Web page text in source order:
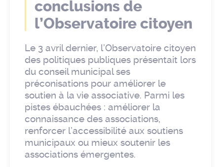
conclusions de
l’Observatoire citoyen
Le 3 avril dernier, l’Observatoire citoyen
des politiques publiques présentait lors
du conseil municipal ses
préconisations pour améliorer le
soutien à la vie associative. Parmi les
pistes ébauchées : améliorer la
connaissance des associations,
renforcer l’accessibilité aux soutiens
municipaux ou mieux soutenir les
associations émergentes.